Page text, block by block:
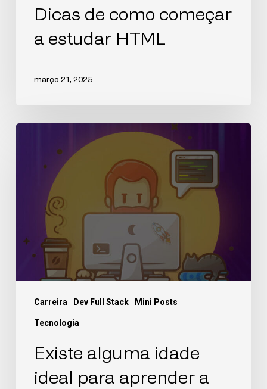
Dicas de como começar
a estudar HTML
março 21, 2025
Carreira Dev Full Stack Mini Posts
Tecnologia
Existe alguma idade
ideal para aprender a